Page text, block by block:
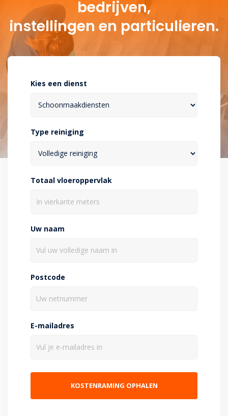
bedrijven,
instellingen en particulieren.
Kies een dienst
Type reiniging
Totaal vloeroppervlak
Uw naam
Postcode
E-mailadres